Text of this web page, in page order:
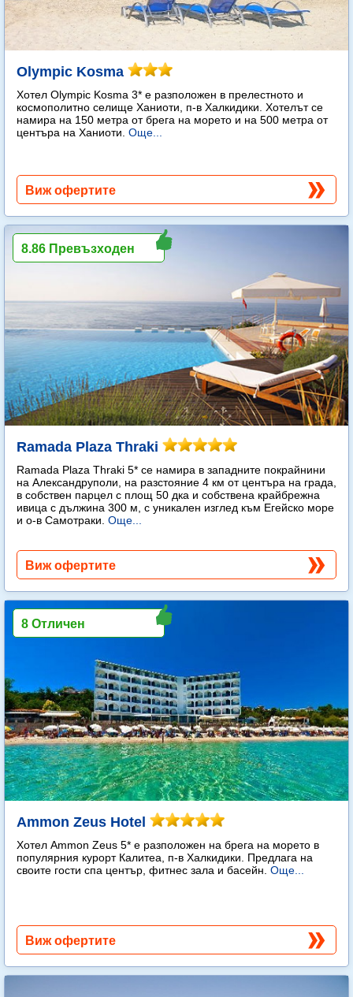
Olympic Kosma
Хотел Olympic Kosma 3* е разположен в прелестното и
космополитно селище Ханиоти, п-в Халкидики. Хотелът се
намира на 150 метра от брега на морето и на 500 метра от
центъра на Ханиоти. Още...
Виж офертите
Ramada Plaza Thraki
Ramada Plaza Thraki 5* се намира в западните покрайнини
на Александруполи, на разстояние 4 км от центъра на града,
в собствен парцел с площ 50 дка и собствена крайбрежна
ивица с дължина 300 м, с уникален изглед към Егейско море
и о-в Самотраки. Още...
8.86 Превъзходен
Виж офертите
Ammon Zeus Hotel
Хотел Ammon Zeus 5* е разположен на брега на морето в
популярния курорт Калитеа, п-в Халкидики. Предлага на
своите гости спа център, фитнес зала и басейн. Още...
8 Отличен
Виж офертите